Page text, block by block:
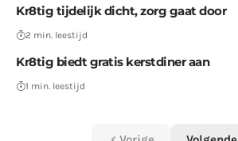
Kr8tig tijdelijk dicht, zorg gaat door
2 min. leestijd
Kr8tig biedt gratis kerstdiner aan
1 min. leestijd